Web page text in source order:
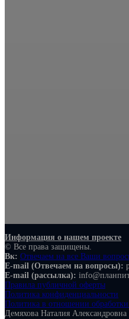
Информация о нашем проекте
© Все права защищены.
Вк: Отвечаем на все Ваши
E-mail (Отвечаем на вопросы):
E-mail (рассылка):
Правила публичной оферты
Политика конфиденциальности
Политика в отношении
Демяхова Наталия